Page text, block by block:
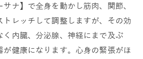
ナ】で全身を動かし筋肉、関節、
トレッチして調整しますが、その効
く内臓、分泌腺、神経にまで及ぶ
が健康になります。心身の緊張がほ